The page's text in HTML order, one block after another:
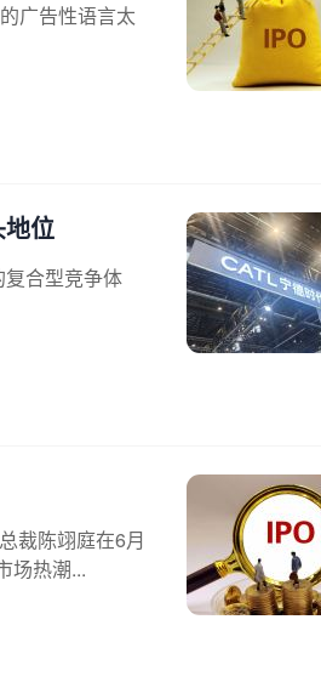
广告性语言太
位
合型竞争体
裁陈翊庭在6月
场热潮...